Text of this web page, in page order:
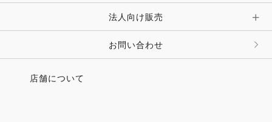
法人向け販売
お問い合わせ
店舗について